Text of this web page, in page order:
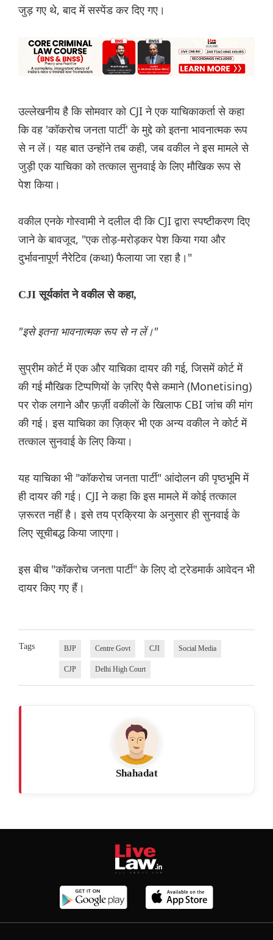
जुड़ गए थे, बाद में सस्पेंड कर दिए गए।
उल्लेखनीय है कि सोमवार को CJI ने एक याचिकाकर्ता से कहा
कि वह 'कॉकरोच जनता पार्टी' के मुद्दे को इतना भावनात्मक रूप
से न लें। यह बात उन्होंने तब कही, जब वकील ने इस मामले से
जुड़ी एक याचिका को तत्काल सुनवाई के लिए मौखिक रूप से
पेश किया।
वकील एनके गोस्वामी ने दलील दी कि CJI द्वारा स्पष्टीकरण दिए
जाने के बावजूद, "एक तोड़-मरोड़कर पेश किया गया और
दुर्भावनापूर्ण नैरेटिव (कथा) फैलाया जा रहा है।"
CJI सूर्यकांत ने वकील से कहा,
"इसे इतना भावनात्मक रूप से न लें।"
सुप्रीम कोर्ट में एक और याचिका दायर की गई, जिसमें कोर्ट में
की गई मौखिक टिप्पणियों के ज़रिए पैसे कमाने (Monetising)
पर रोक लगाने और फ़र्ज़ी वकीलों के खिलाफ CBI जांच की मांग
की गई। इस याचिका का ज़िक्र भी एक अन्य वकील ने कोर्ट में
तत्काल सुनवाई के लिए किया।
यह याचिका भी "कॉकरोच जनता पार्टी" आंदोलन की पृष्ठभूमि में
ही दायर की गई। CJI ने कहा कि इस मामले में कोई तत्काल
ज़रूरत नहीं है। इसे तय प्रक्रिया के अनुसार ही सुनवाई के
लिए सूचीबद्ध किया जाएगा।
इस बीच "कॉकरोच जनता पार्टी" के लिए दो ट्रेडमार्क आवेदन भी
दायर किए गए हैं।
Tags BJP Centre Govt CJI Social Media
CJP Delhi High Court
Shahadat